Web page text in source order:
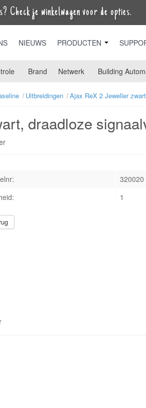
Check je winkelwagen voor de opties.
NIEUWS PRODUCTEN
Brand Netwerk Building
Uitbreidingen Ajax ReX 2 Jeweller
draadloze
320020
1